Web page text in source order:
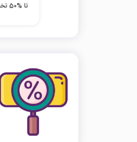
تا %50 تخفیف فودپارتی اسنپ فود